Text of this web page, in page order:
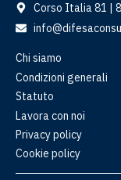
Corso Italia 81 |
Chi siamo
Condizioni generali
Statuto
Lavora con noi
Privacy policy
Cookie policy